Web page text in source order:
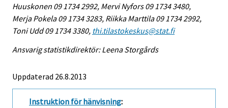
Huuskonen 09 1734 2992, Mervi Nyfors 09 1734 3480,
Merja Pokela 09 1734 3283, Riikka Marttila 09 1734 2992,
Toni Udd 09 1734 3380, thi.tilastokeskus@stat.fi
Ansvarig statistikdirektör: Leena Storgårds
Uppdaterad 26.8.2013
Instruktion för hänvisning: